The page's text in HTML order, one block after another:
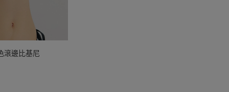
滾邊比基尼